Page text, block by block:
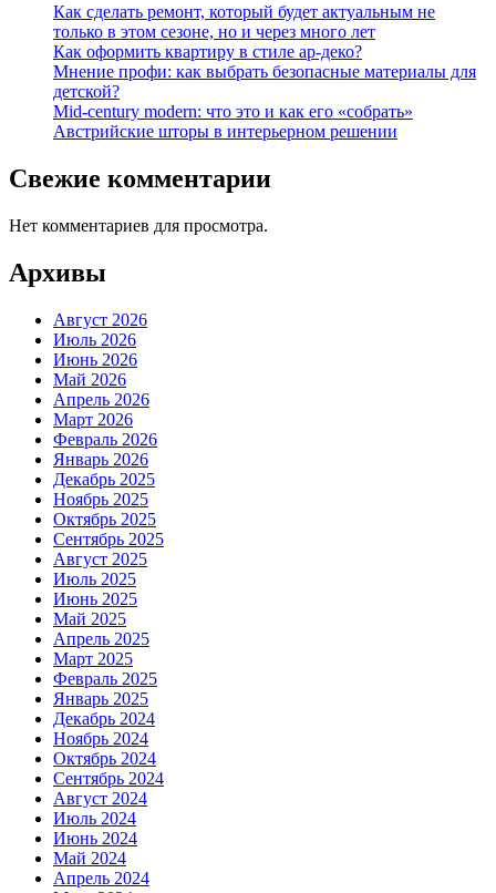
Как сделать ремонт, который будет актуальным не
только в этом сезоне, но и через много лет
Как оформить квартиру в стиле ар-деко?
Мнение профи: как выбрать безопасные материалы для
детской?
Mid-century modern: что это и как его «собрать»
Австрийские шторы в интерьерном решении
Свежие комментарии
Нет комментариев для просмотра.
Архивы
Август 2026
Июль 2026
Июнь 2026
Май 2026
Апрель 2026
Март 2026
Февраль 2026
Январь 2026
Декабрь 2025
Ноябрь 2025
Октябрь 2025
Сентябрь 2025
Август 2025
Июль 2025
Июнь 2025
Май 2025
Апрель 2025
Март 2025
Февраль 2025
Январь 2025
Декабрь 2024
Ноябрь 2024
Октябрь 2024
Сентябрь 2024
Август 2024
Июль 2024
Июнь 2024
Май 2024
Апрель 2024